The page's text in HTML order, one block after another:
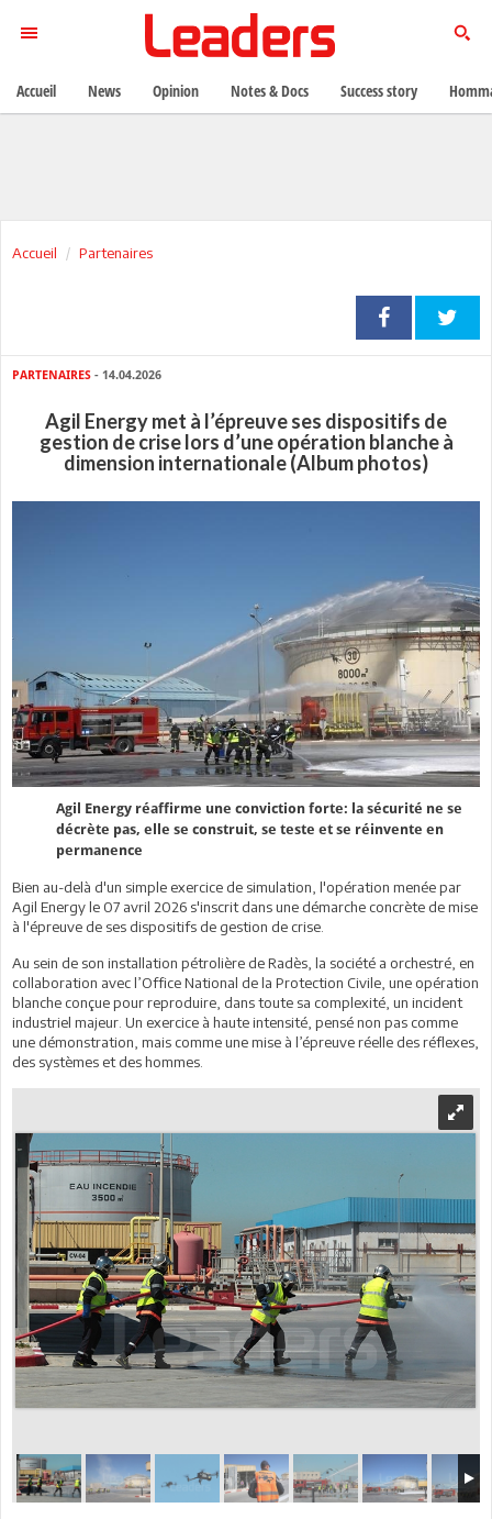
Accueil Partenaires
PARTENAIRES - 14.04.2026
Agil Energy met à l’épreuve ses dispositifs de
gestion de crise lors d’une opération blanche à
dimension internationale (Album photos)
Agil Energy réaffirme une conviction forte: la sécurité ne se
décrète pas, elle se construit, se teste et se réinvente en
permanence
Bien au-delà d'un simple exercice de simulation, l'opération menée par
Agil Energy le 07 avril 2026 s'inscrit dans une démarche concrète de mise
à l'épreuve de ses dispositifs de gestion de crise.
Au sein de son installation pétrolière de Radès, la société a orchestré, en
collaboration avec l’Office National de la Protection Civile, une opération
blanche conçue pour reproduire, dans toute sa complexité, un incident
industriel majeur. Un exercice à haute intensité, pensé non pas comme
une démonstration, mais comme une mise à l’épreuve réelle des réflexes,
des systèmes et des hommes.
Accueil News Opinion Notes & Docs Success story